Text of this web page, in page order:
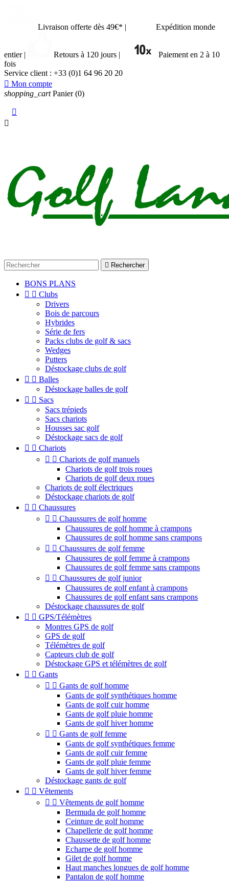
Livraison offerte dès 49€* | Expédition monde
entier | Retours à 120 jours |
Paiement en 2 à 10
fois
Service client : +33 (0)1 64 96 20 20
 Mon compte
shopping_cart Panier (0)


 Rechercher
BONS PLANS
  Clubs
Drivers
Bois de parcours
Hybrides
Série de fers
Packs clubs de golf & sacs
Wedges
Putters
Déstockage clubs de golf
  Balles
Déstockage balles de golf
  Sacs
Sacs trépieds
Sacs chariots
Housses sac golf
Déstockage sacs de golf
  Chariots
  Chariots de golf manuels
Chariots de golf trois roues
Chariots de golf deux roues
Chariots de golf électriques
Déstockage chariots de golf
  Chaussures
  Chaussures de golf homme
Chaussures de golf homme à crampons
Chaussures de golf homme sans crampons
  Chaussures de golf femme
Chaussures de golf femme à crampons
Chaussures de golf femme sans crampons
  Chaussures de golf junior
Chaussures de golf enfant à crampons
Chaussures de golf enfant sans crampons
Déstockage chaussures de golf
  GPS/Télémètres
Montres GPS de golf
GPS de golf
Télémètres de golf
Capteurs club de golf
Déstockage GPS et télémètres de golf
  Gants
  Gants de golf homme
Gants de golf synthétiques homme
Gants de golf cuir homme
Gants de golf pluie homme
Gants de golf hiver homme
  Gants de golf femme
Gants de golf synthétiques femme
Gants de golf cuir femme
Gants de golf pluie femme
Gants de golf hiver femme
Déstockage gants de golf
  Vêtements
  Vêtements de golf homme
Bermuda de golf homme
Ceinture de golf homme
Chapellerie de golf homme
Chaussette de golf homme
Echarpe de golf homme
Gilet de golf homme
Haut manches longues de golf homme
Pantalon de golf homme